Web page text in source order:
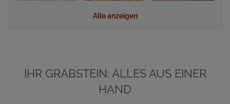
Alle anzeigen
IHR GRABSTEIN: ALLES AUS EINER
HAND